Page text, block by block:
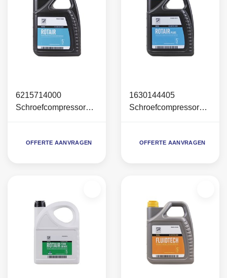
6215714000
Schroefcompressoroli
OFFERTE AANVRAGEN
1630144405
Schroefcompressoroli
OFFERTE AANVRAGEN